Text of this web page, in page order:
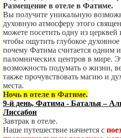
Размещение в отеле в Фатиме.
Вы получите уникальную
духовную атмосферу этого
можете посетить одну из церквей
чтобы ощутить глубокое
почему Фатима считается одним
паломнических центров в мире.
возможность подумать о жизни,
также прочувствовать магию и
места.
Ночь в отеле в Фатиме.
9-й день, Фатима - Баталья –
Лиссабон
Завтрак в отеле.
Наше путешествие начнется с